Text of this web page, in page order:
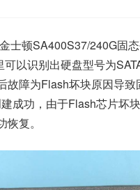
士顿SA400S37/240G固
以识别出硬盘型号为
故障为Flash坏块原因导
成功，由于Flash芯片坏
复。